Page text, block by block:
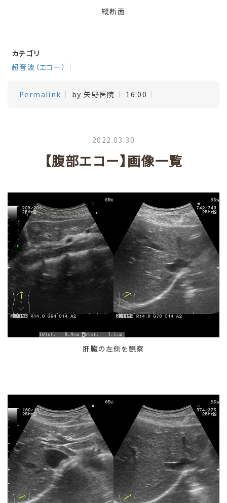
縦断面
カテゴリ
超音波（エコー）
Permalink by 矢野医院 16:00
2022.03.30
【腹部エコー】画像一覧
肝臓の左側を観察